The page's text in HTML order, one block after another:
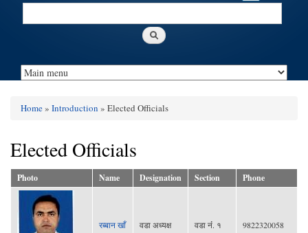
Search
Home» Introduction » Elected Officials
Elected Officials
Photo Name Designation Section Phone
रब्बान खाँ वडा अध्यक्ष वडा नंं. १ 9822320058